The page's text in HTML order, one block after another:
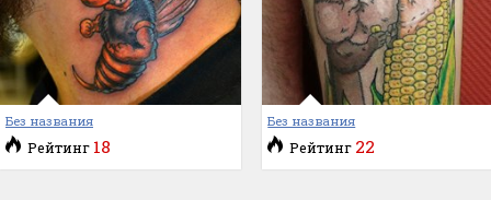
Без названия
Рейтинг 18
Без названия
Рейтинг 22